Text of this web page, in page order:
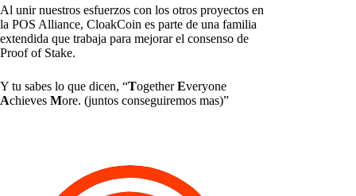
Al unir nuestros esfuerzos con los otros proyectos en
la POS Alliance, CloakCoin es parte de una familia
extendida que trabaja para mejorar el consenso de
Proof of Stake.
Y tu sabes lo que dicen, “TogetherEveryone
Achieves More. (juntos conseguiremos mas)”